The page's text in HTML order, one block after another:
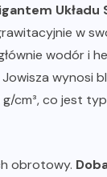
Układu
w
wodór i
wynosi
cm³, co jest
obrotowy.